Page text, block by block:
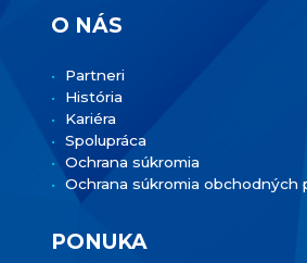
O NÁS
Partneri
História
Kariéra
Spolupráca
Ochrana súkromia
Ochrana súkromia obchodných
PONUKA